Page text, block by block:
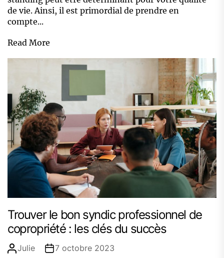
de vie. Ainsi, il est primordial de prendre en
compte...
Read More
Trouver le bon syndic professionnel de
copropriété : les clés du succès
Julie
7 octobre 2023